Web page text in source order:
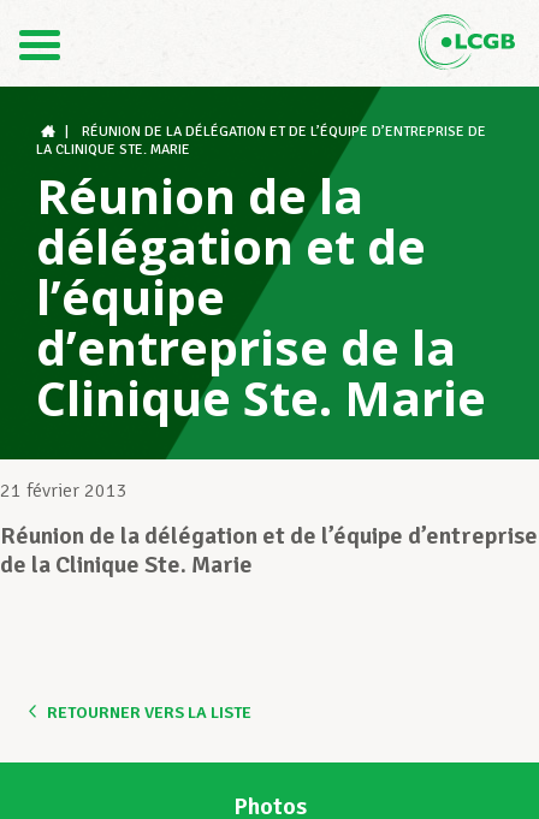
DE
Le LCGB
Structures syndicales
Assistance au Travail
Vos droits
RÉUNION DE LA DÉLÉGATION ET DE L’ÉQUIPE D’ENTREPRISE DE
LA CLINIQUE STE. MARIE
Réunion de la
délégation et de
l’équipe
d’entreprise de la
Clinique Ste. Marie
21 février 2013
Réunion de la délégation et de l’équipe d’entreprise
de la Clinique Ste. Marie
RETOURNER VERS LA LISTE
Photos